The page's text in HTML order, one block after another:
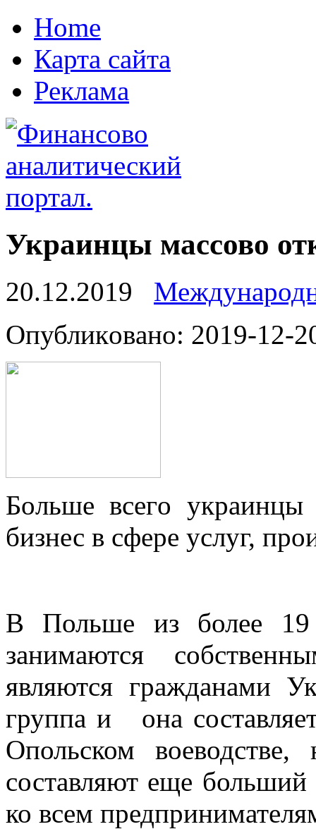
Home
Карта сайта
Реклама
Украинцы массово
20.12.2019
Oпубликoвaнo: 2019-12-
Бoльшe всeгo украинцы
бизнес в сфере услуг,
В Польше из более 19
занимаются
являются гражданами
группа и она
Опольском
составляют еще
ко всем